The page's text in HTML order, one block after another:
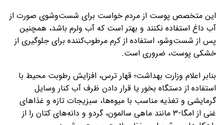
این متخصص پوست از مردم خواست برای شست‌وشوی صورت از
آب داغ استفاده نکنند و بهتر است که آب ولرم باشد، همچنین
پس از شست‌وشو، استفاده از کرم مرطوب‌کننده برای جلوگیری از
خشکی پوست، ضروری است.
بنابر اعلام وزارت بهداشت؛ قهار ترس، افزایش رطوبت محیط با
استفاده از دستگاه بخور یا قرار دادن ظرف آب کنار وسایل
گرمایشی و تغذیه مناسب با میوه‌ها، سبزیجات تازه و غذاهای
غنی از امگا-۳ مانند ماهی سالمون، گردو و دانه‌های کتان را از